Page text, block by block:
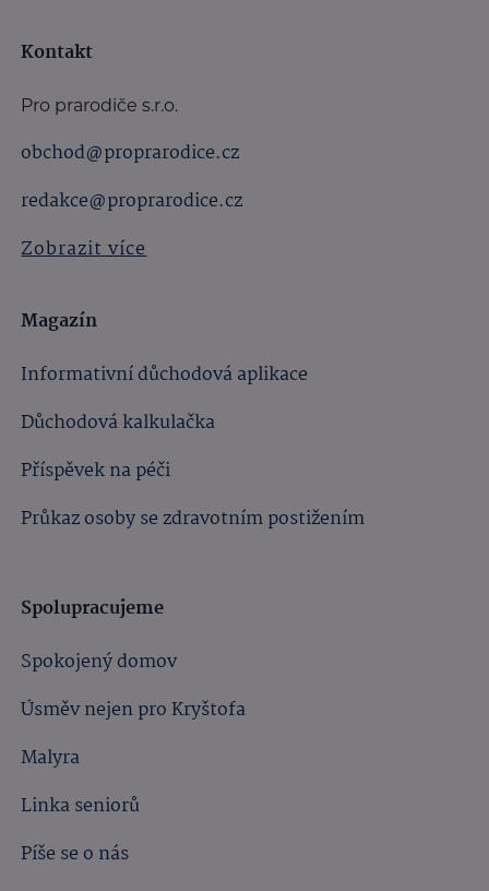
Kontakt
Pro prarodiče s.r.o.
obchod@proprarodice.cz
redakce@proprarodice.cz
Zobrazit více
Magazín
Informativní důchodová aplikace
Důchodová kalkulačka
Příspěvek na péči
Průkaz osoby se zdravotním postižením
Spolupracujeme
Spokojený domov
Úsměv nejen pro Kryštofa
Malyra
Linka seniorů
Píše se o nás